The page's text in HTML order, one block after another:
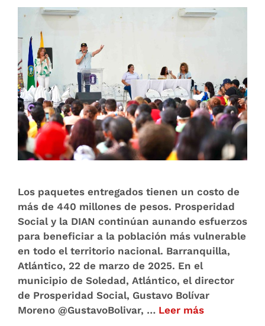
Los paquetes entregados tienen un costo de
más de 440 millones de pesos. Prosperidad
Social y la DIAN continúan aunando esfuerzos
para beneficiar a la población más vulnerable
en todo el territorio nacional. Barranquilla,
Atlántico, 22 de marzo de 2025. En el
municipio de Soledad, Atlántico, el director
de Prosperidad Social, Gustavo Bolívar
Moreno @GustavoBolivar, … Leer más